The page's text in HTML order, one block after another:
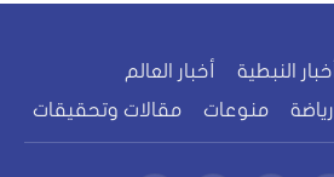
أخبار النبطية
أخبار العالم
رياضة منوعات مقالات وتحقيقات